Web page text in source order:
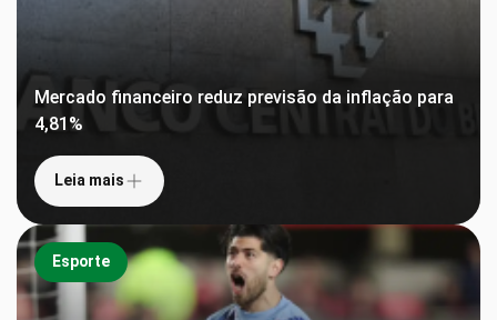
Mercado financeiro reduz previsão da inflação para
4,81%
Leia mais
Esporte